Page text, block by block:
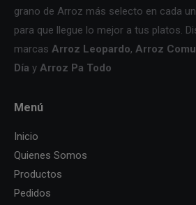
grano de Arroz más selecto en cada
para que llegue lo mejor a tus platos.
marcas Arroz Leopardo, Arroz
Día y Arroz Pa Todo
Menú
Inicio
Quienes Somos
Productos
Pedidos